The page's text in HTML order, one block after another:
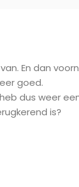
En dan
goed.
dus weer
is?